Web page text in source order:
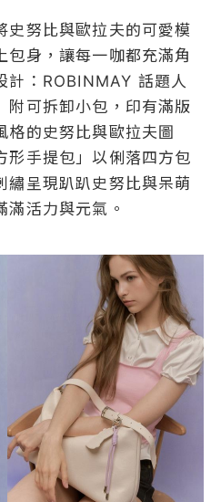
史努比與歐拉夫的可愛模
包身，讓每一咖都充滿角
計：ROBINMAY 話題人
附可拆卸小包，印有滿版
格的史努比與歐拉夫圖
形手提包」以俐落四方包
繡呈現趴趴史努比與呆萌
活力與元氣。